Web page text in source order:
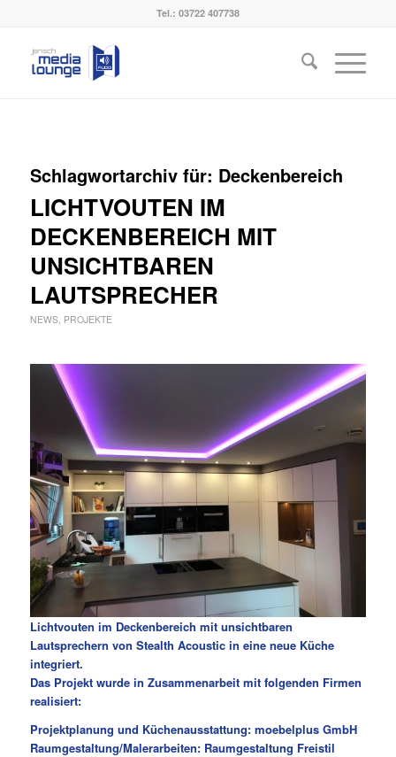
Tel.: 03722 407738
Schlagwortarchiv für: Deckenbereich
LICHTVOUTEN IM
DECKENBEREICH MIT
UNSICHTBAREN
LAUTSPRECHER
NEWS, PROJEKTE
Lichtvouten im Deckenbereich mit unsichtbaren
Lautsprechern von Stealth Acoustic in eine neue Küche
integriert.
Das Projekt wurde in Zusammenarbeit mit folgenden Firmen
realisiert:
Projektplanung und Küchenausstattung: moebelplus GmbH
Raumgestaltung/Malerarbeiten: Raumgestaltung Freistil